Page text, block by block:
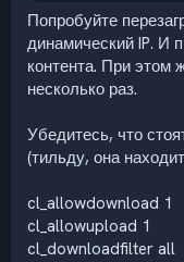
models/player/
Игру
впорядке,обнова
дофига гб.
Попробуйте
динамический IP. И
контента. При этом
несколько раз.
Убедитесь, что
(тильду, она
cl_allowdownload 1
cl_allowupload 1
cl_downloadfilter all